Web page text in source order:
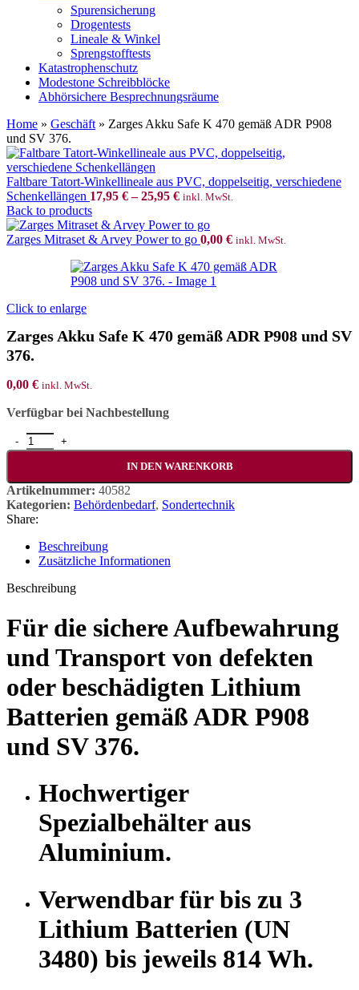
Spurensicherung
Drogentests
Lineale & Winkel
Sprengstofftests
Katastrophenschutz
Modestone Schreibblöcke
Abhörsichere Besprechnungsräume
Home » Geschäft » Zarges Akku Safe K 470 gemäß ADR P908
und SV 376.
Faltbare Tatort-Winkellineale aus PVC, doppelseitig, verschiedene
Schenkellängen 17,95 €–25,95 € inkl. MwSt.
Back to products
Zarges Mitraset & Arvey Power to go 0,00 € inkl. MwSt.
Click to enlarge
Zarges Akku Safe K 470 gemäß ADR P908 und SV
376.
0,00 € inkl. MwSt.
Verfügbar bei Nachbestellung
Zarges Akku Safe K 470 gemäß ADR P908 und SV 376. Menge
IN DEN WARENKORB
Artikelnummer: 40582
Kategorien: Behördenbedarf, Sondertechnik
Share:
Beschreibung
Zusätzliche Informationen
Beschreibung
Für die sichere Aufbewahrung
und Transport von defekten
oder beschädigten Lithium
Batterien gemäß ADR P908
und SV 376.
Hochwertiger
Spezialbehälter aus
Aluminium.
Verwendbar für bis zu 3
Lithium Batterien (UN
3480) bis jeweils 814 Wh.